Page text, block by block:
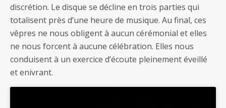
discrétion. Le disque se décline en trois parties qui
totalisent près d’une heure de musique. Au final, ces
vêpres ne nous obligent à aucun cérémonial et elles
ne nous forcent à aucune célébration. Elles nous
conduisent à un exercice d’écoute pleinement éveillé
et enivrant.